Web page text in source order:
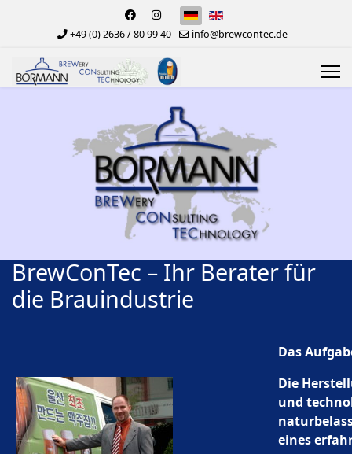
+49 (0) 2636 / 80 99 40 info@brewcontec.de
BrewConTec – Ihr Berater für
die Brauindustrie
Das
Die
und
eines